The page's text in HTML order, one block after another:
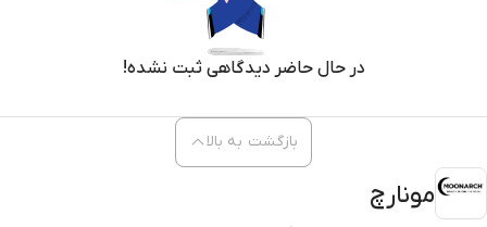
در حال حاضر دیدگاهی ثبت نشده!
مونارچ
بازگشت به بالا